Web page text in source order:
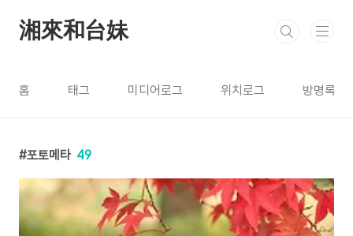
湘來和台妹
홈 태그 미디어로그 위치로그 방명록
포토메타 49